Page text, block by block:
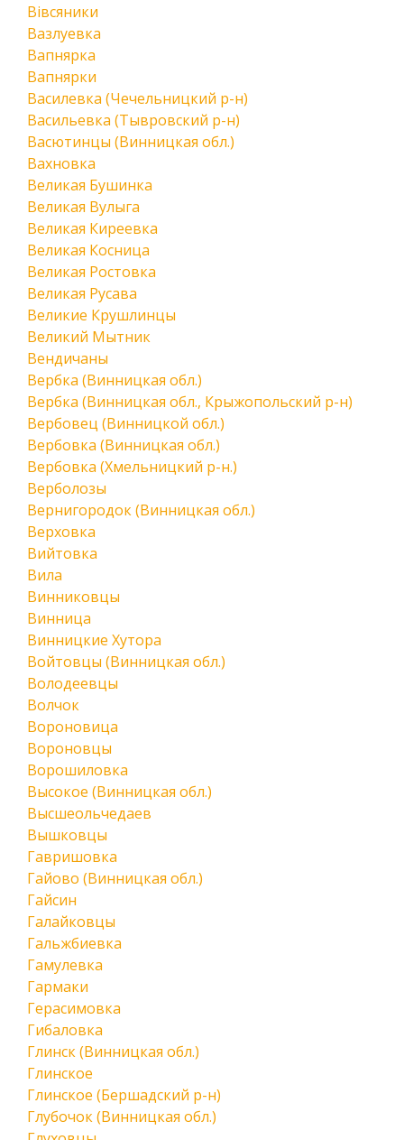
Вівсяники
Вазлуевка
Вапнярка
Вапнярки
Василевка (Чечельницкий р-н)
Васильевка (Тывровский р-н)
Васютинцы (Винницкая обл.)
Вахновка
Великая Бушинка
Великая Вулыга
Великая Киреевка
Великая Косница
Великая Ростовка
Великая Русава
Великие Крушлинцы
Великий Мытник
Вендичаны
Вербка (Винницкая обл.)
Вербка (Винницкая обл., Крыжопольский р-н)
Вербовец (Винницкой обл.)
Вербовка (Винницкая обл.)
Вербовка (Хмельницкий р-н.)
Верболозы
Вернигородок (Винницкая обл.)
Верховка
Вийтовка
Вила
Винниковцы
Винница
Винницкие Хутора
Войтовцы (Винницкая обл.)
Володеевцы
Волчок
Вороновица
Вороновцы
Ворошиловка
Высокое (Винницкая обл.)
Высшеольчедаев
Вышковцы
Гавришовка
Гайово (Винницкая обл.)
Гайсин
Галайковцы
Гальжбиевка
Гамулевка
Гармаки
Герасимовка
Гибаловка
Глинск (Винницкая обл.)
Глинское
Глинское (Бершадский р-н)
Глубочок (Винницкая обл.)